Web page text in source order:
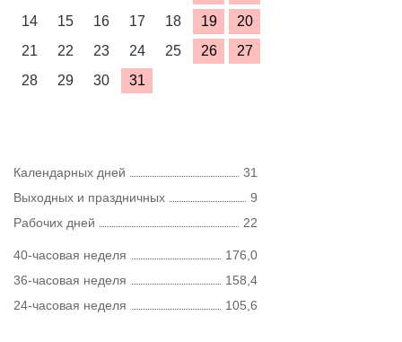
14
15 16 17 18 19
20
21
22 23 24 25 26
27
28
29 30 31
Календарных дней
31
Выходных и праздничных
9
Рабочих дней
22
40-часовая неделя
176,0
36-часовая неделя
158,4
24-часовая неделя
105,6